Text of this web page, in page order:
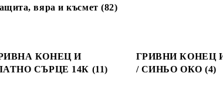
вяра и късмет (82)
КОНЕЦ И
СЪРЦЕ 14К (11)
ГРИВНИ КОНЕЦ
/ СИНЬО ОКО (4)